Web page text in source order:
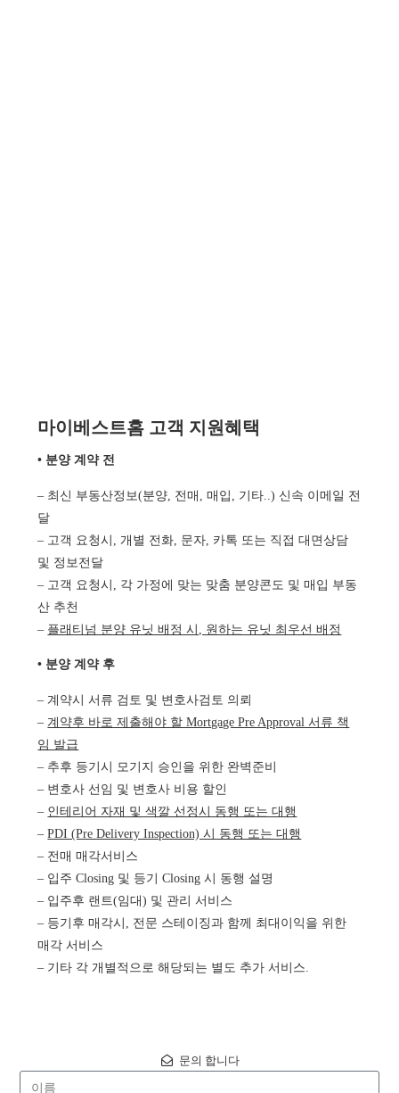
마이베스트홈 고객 지원혜택
• 분양 계약 전
– 최신 부동산정보(분양, 전매, 매입, 기타..) 신속 이메일 전
달
– 고객 요청시, 개별 전화, 문자, 카톡 또는 직접 대면상담
및 정보전달
– 고객 요청시, 각 가정에 맞는 맞춤 분양콘도 및 매입 부동
산 추천
– 플래티넘 분양 유닛 배정 시, 원하는 유닛 최우선 배정
• 분양 계약 후
– 계약시 서류 검토 및 변호사검토 의뢰
– 계약후 바로 제출해야 할 Mortgage Pre Approval 서류 책
임 발급
– 추후 등기시 모기지 승인을 위한 완벽준비
– 변호사 선임 및 변호사 비용 할인
– 인테리어 자재 및 색깔 선정시 동행 또는 대행
–PDI (Pre Delivery Inspection) 시 동행 또는 대행
– 전매 매각서비스
– 입주 Closing 및 등기 Closing 시 동행 설명
– 입주후 랜트(임대) 및 관리 서비스
– 등기후 매각시, 전문 스테이징과 함께 최대이익을 위한
매각 서비스
– 기타 각 개별적으로 해당되는 별도 추가 서비스.
문의 합니다